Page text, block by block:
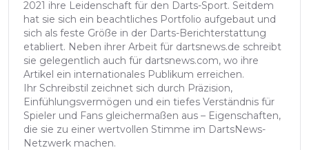
2021 ihre Leidenschaft für den Darts-Sport. Seitdem
hat sie sich ein beachtliches Portfolio aufgebaut und
sich als feste Größe in der Darts-Berichterstattung
etabliert. Neben ihrer Arbeit für dartsnews.de schreibt
sie gelegentlich auch für dartsnews.com, wo ihre
Artikel ein internationales Publikum erreichen.
Ihr Schreibstil zeichnet sich durch Präzision,
Einfühlungsvermögen und ein tiefes Verständnis für
Spieler und Fans gleichermaßen aus – Eigenschaften,
die sie zu einer wertvollen Stimme im DartsNews-
Netzwerk machen.